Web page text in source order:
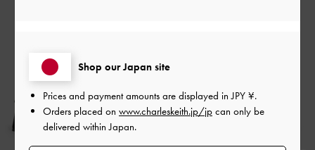
Shop our Japan site
Prices and payment amounts are displayed inJPY ¥.
Orders placed on www.charleskeith.jp/jp can only be
delivered within Japan.